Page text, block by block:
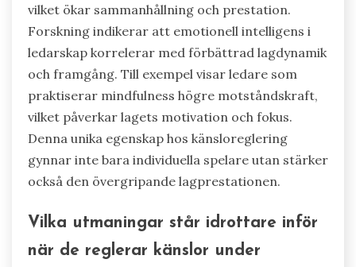
vilket ökar sammanhållning och prestation.
Forskning indikerar att emotionell intelligens i
ledarskap korrelerar med förbättrad lagdynamik
och framgång. Till exempel visar ledare som
praktiserar mindfulness högre motståndskraft,
vilket påverkar lagets motivation och fokus.
Denna unika egenskap hos känsloreglering
gynnar inte bara individuella spelare utan stärker
också den övergripande lagprestationen.
Vilka utmaningar står idrottare inför
när de reglerar känslor under